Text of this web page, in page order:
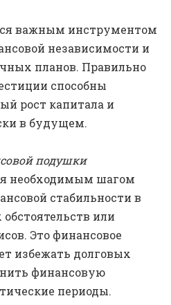
важным инструментом
независимости и
планов. Правильно
способны
рост капитала и
в будущем.
подушки
необходимым шагом
стабильности в
или
Это финансовое
избежать долговых
финансовую
периоды.